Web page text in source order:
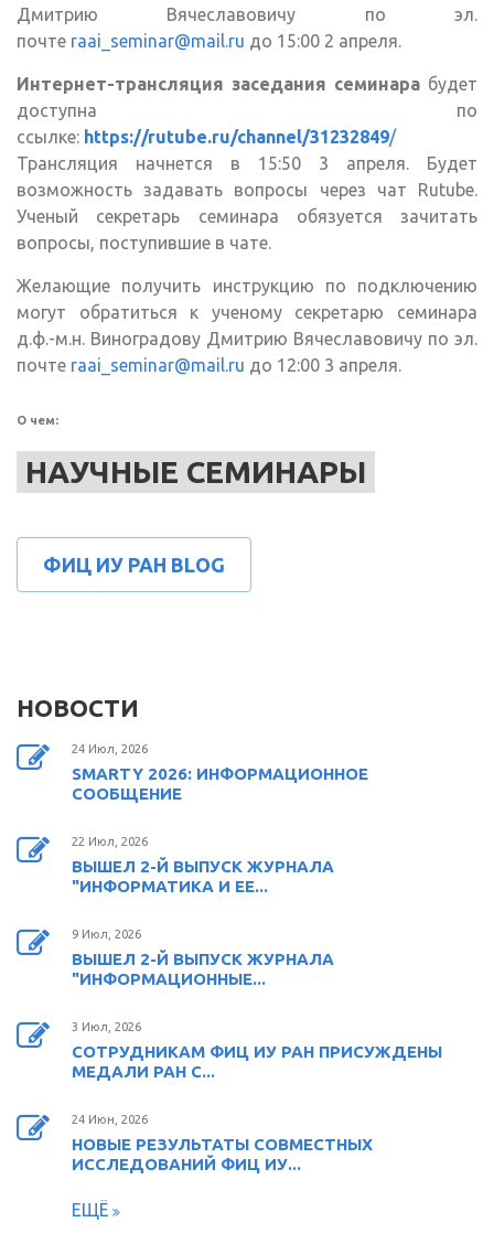
Дмитрию Вячеславовичу по эл.
почте raai_seminar@mail.ru до 15:00 2 апреля.
Интернет-трансляция заседания семинара будет
доступна по
ссылке: https://rutube.ru/channel/31232849/
Трансляция начнется в 15:50 3 апреля. Будет
возможность задавать вопросы через чат Rutube.
Ученый секретарь семинара обязуется зачитать
вопросы, поступившие в чате.
Желающие получить инструкцию по подключению
могут обратиться к ученому секретарю семинара
д.ф.-м.н. Виноградову Дмитрию Вячеславовичу по эл.
почте raai_seminar@mail.ru до 12:00 3 апреля.
О чем:
НАУЧНЫЕ СЕМИНАРЫ
ФИЦ ИУ РАН BLOG
НОВОСТИ
24 Июл, 2026
SMARTY 2026: ИНФОРМАЦИОННОЕ
СООБЩЕНИЕ
22 Июл, 2026
ВЫШЕЛ 2-Й ВЫПУСК ЖУРНАЛА
"ИНФОРМАТИКА И ЕЕ...
9 Июл, 2026
ВЫШЕЛ 2-Й ВЫПУСК ЖУРНАЛА
"ИНФОРМАЦИОННЫЕ...
3 Июл, 2026
СОТРУДНИКАМ ФИЦ ИУ РАН ПРИСУЖДЕНЫ
МЕДАЛИ РАН С...
24 Июн, 2026
НОВЫЕ РЕЗУЛЬТАТЫ СОВМЕСТНЫХ
ИССЛЕДОВАНИЙ ФИЦ ИУ...
ЕЩЁ